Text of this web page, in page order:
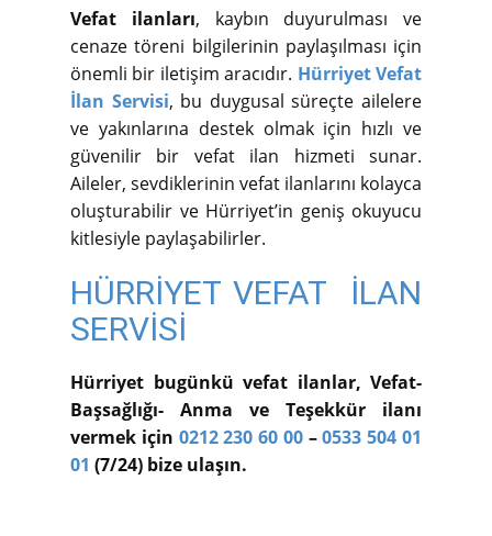
Vefat ilanları, kaybın duyurulması ve
cenaze töreni bilgilerinin paylaşılması için
önemli bir iletişim aracıdır. Hürriyet Vefat
İlan Servisi, bu duygusal süreçte ailelere
ve yakınlarına destek olmak için hızlı ve
güvenilir bir vefat ilan hizmeti sunar.
Aileler, sevdiklerinin vefat ilanlarını kolayca
oluşturabilir ve Hürriyet’in geniş okuyucu
kitlesiyle paylaşabilirler.
HÜRRİYET VEFAT İLAN
SERVİSİ
Hürriyet bugünkü vefat ilanlar, Vefat-
Başsağlığı- Anma ve Teşekkür ilanı
vermek için 0212 230 60 00–0533 504 01
01 (7/24) bize ulaşın.